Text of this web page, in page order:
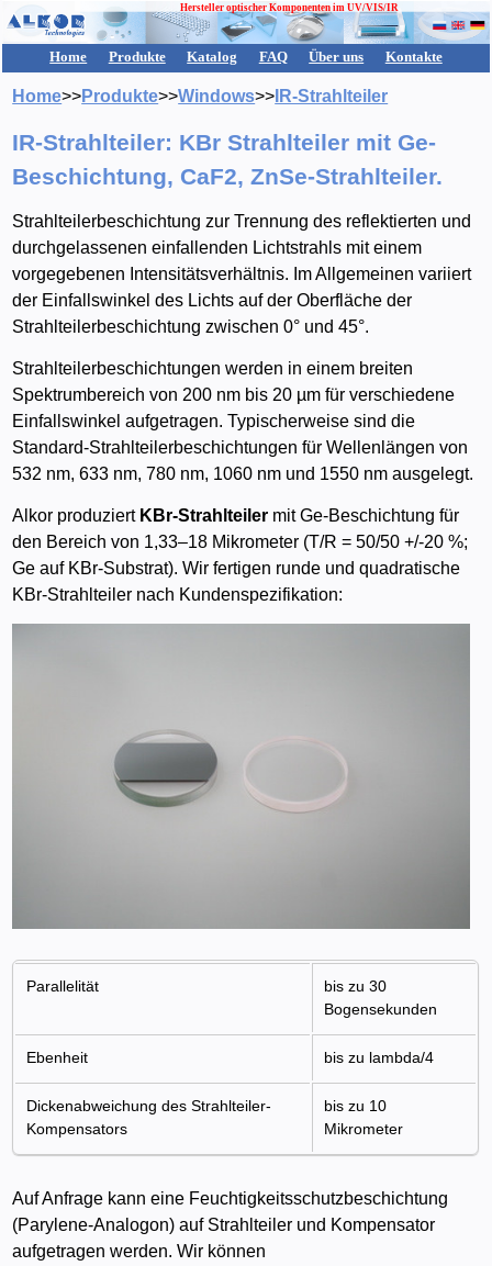
Hersteller optischer Komponenten im UV/VIS/IR
Home Produkte Katalog FAQ Über uns Kontakte
Home>>Produkte>>Windows>> IR-Strahlteiler
IR-Strahlteiler: KBr Strahlteiler mit Ge-
Beschichtung, CaF2, ZnSe-Strahlteiler.
Strahlteilerbeschichtung zur Trennung des reflektierten und
durchgelassenen einfallenden Lichtstrahls mit einem
vorgegebenen Intensitätsverhältnis. Im Allgemeinen variiert
der Einfallswinkel des Lichts auf der Oberfläche der
Strahlteilerbeschichtung zwischen 0° und 45°.
Strahlteilerbeschichtungen werden in einem breiten
Spektrumbereich von 200 nm bis 20 µm für verschiedene
Einfallswinkel aufgetragen. Typischerweise sind die
Standard-Strahlteilerbeschichtungen für Wellenlängen von
532 nm, 633 nm, 780 nm, 1060 nm und 1550 nm ausgelegt.
Alkor produziert KBr-Strahlteiler mit Ge-Beschichtung für
den Bereich von 1,33–18 Mikrometer (T/R = 50/50 +/-20 %;
Ge auf KBr-Substrat). Wir fertigen runde und quadratische
KBr-Strahlteiler nach Kundenspezifikation:
Parallelität
bis zu 30
Bogensekunden
Ebenheit bis zu lambda/4
Dickenabweichung des Strahlteiler-
Kompensators
bis zu 10
Mikrometer
Auf Anfrage kann eine Feuchtigkeitsschutzbeschichtung
(Parylene-Analogon) auf Strahlteiler und Kompensator
aufgetragen werden. Wir können